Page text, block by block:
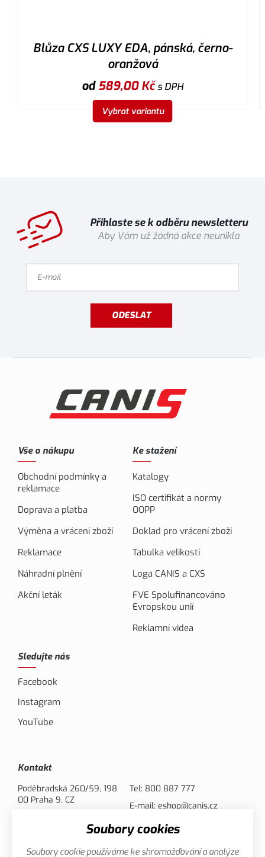
Blůza CXS LUXY EDA, pánská, černo-
oranžová
od589,00Kčs DPH
Vybrat variantu
Přihlaste se k odběru newsletteru
Aby Vám už žádná akce neunikla
ODESLAT
Vše o nákupu
Obchodní podmínky a
reklamace
Doprava a platba
Výměna a vrácení zboží
Reklamace
Náhradní plnění
Akční leták
Ke stažení
Katalogy
ISO certifikát a normy
OOPP
Doklad pro vrácení zboží
Tabulka velikostí
Loga CANIS a CXS
FVE Spolufinancováno
Evropskou unií
Reklamní videa
Sledujte nás
Facebook
Instagram
YouTube
Kontakt
Poděbradská 260/59, 198
00 Praha 9, CZ
Tel: 800 887 777
E-mail: eshop@canis.cz
Možnosti platby
Soubory cookies
Soubory cookie používáme ke shromažďování a analýze